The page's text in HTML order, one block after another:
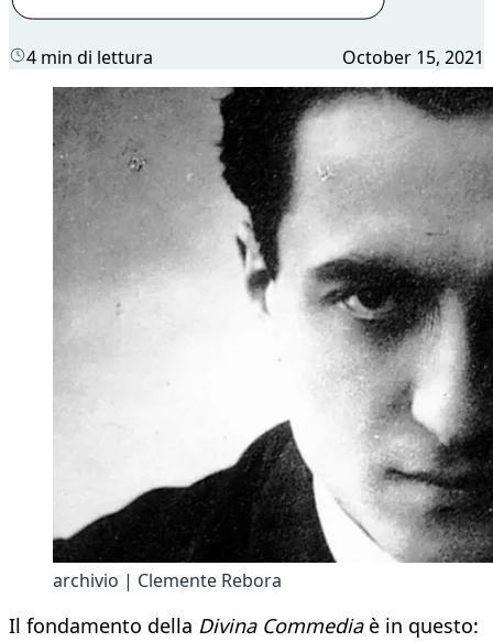
4 min di lettura October 15, 2021
archivio | Clemente Rebora
Il fondamento della Divina Commediaè in questo: